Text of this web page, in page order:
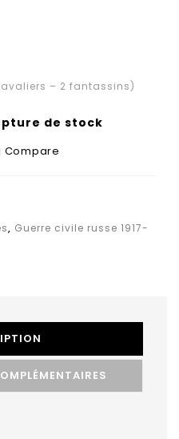
– 2 fantassins)
de stock
Compare
, Guerre civile russe 1917-